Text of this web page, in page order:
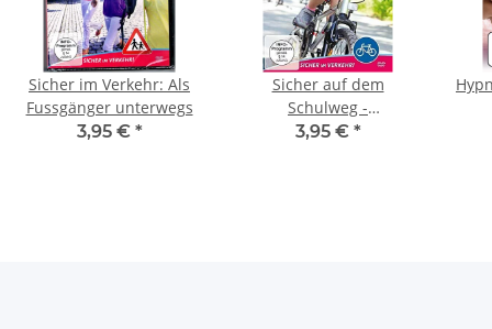
Sicher im Verkehr: Als
Fussgänger unterwegs
3,95 € *
Sicher auf dem
Schulweg -
Fahrradfahren
3,95 € *